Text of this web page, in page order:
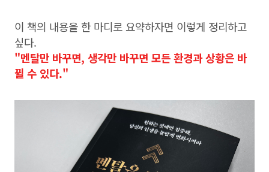
이 책의 내용을 한 마디로 요약하자면 이렇게 정리하고
싶다.
"멘탈만 바꾸면, 생각만 바꾸면 모든 환경과 상황은 바
뀔 수 있다."